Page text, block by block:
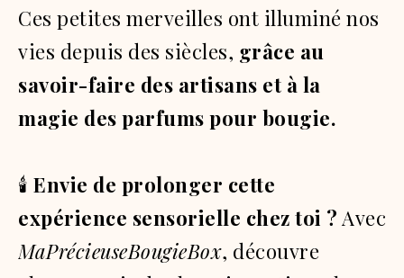
Ces petites merveilles ont illuminé nos
vies depuis des siècles, grâce au
savoir-faire des artisans et à la
magie des parfums pour bougie.
🕯️ Envie de prolonger cette
expérience sensorielle chez toi ? Avec
MaPrécieuseBougieBox, découvre